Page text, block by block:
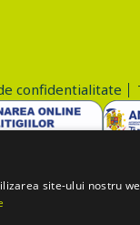
confidentialitate
method:
site-ului nostru